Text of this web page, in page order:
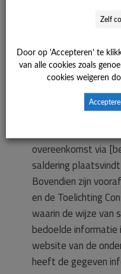
De consument
plaatsvindt op
bij het sluiten van
voorgelicht, nu hij
gesaldeerd zou
overeenkomst via
saldering plaatsvindt
Bovendien zijn
en de Toelichting
waarin de wijze van
bedoelde informatie
website van de
heeft de gegeven
Zelf
Door op 'Accepteren' te
van alle cookies zoals
cookies weigeren